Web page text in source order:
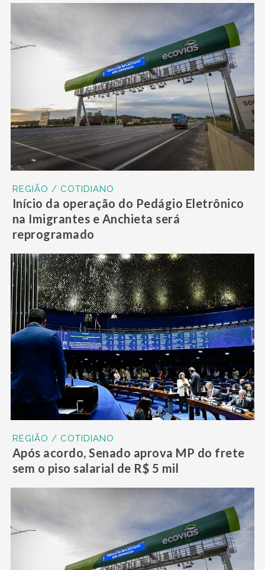
REGIÃO / COTIDIANO
Início da operação do Pedágio Eletrônico
na Imigrantes e Anchieta será
reprogramado
REGIÃO / COTIDIANO
Após acordo, Senado aprova MP do frete
sem o piso salarial de R$ 5 mil